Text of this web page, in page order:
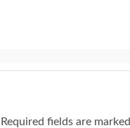
Required fields are marked